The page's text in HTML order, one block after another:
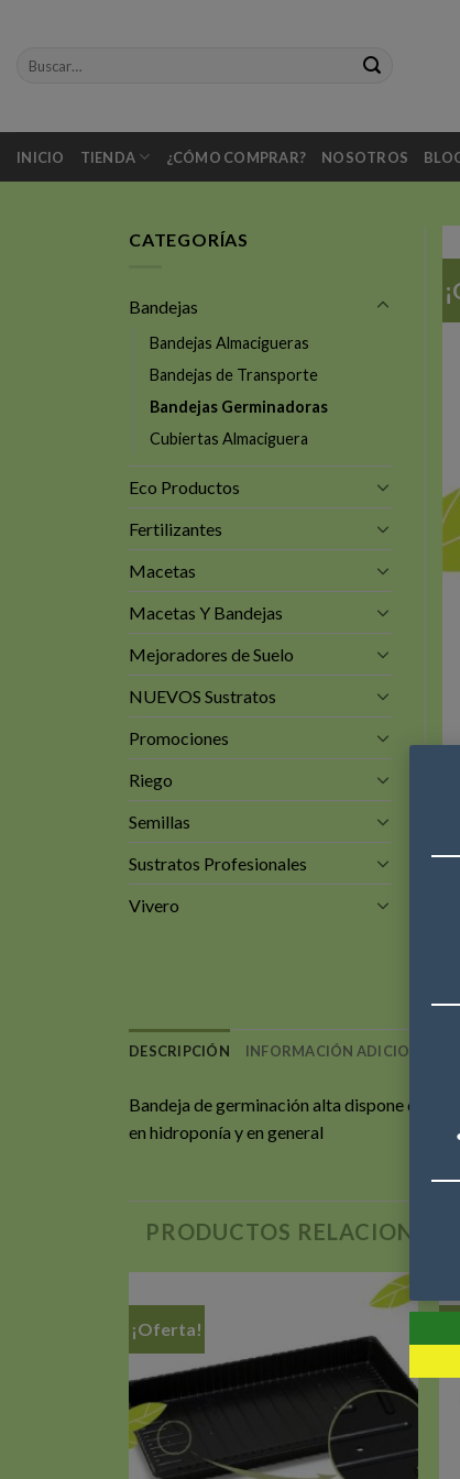
content
INICIO TIENDA ¿CÓMO COMPRAR? NOSOTROS
CATEGORÍAS
Bandejas
Bandejas Almacigueras
Bandejas de Transporte
Bandejas Germinadoras
Cubiertas Almaciguera
Eco Productos
Fertilizantes
Macetas
Macetas Y Bandejas
Mejoradores de Suelo
NUEVOS Sustratos
Promociones
Riego
Semillas
Sustratos Profesionales
Vivero
DESCRIPCIÓN INFORMACIÓN ADICIONAL
Bandeja de germinación alta dispone de
en hidroponía y en general
PRODUCTOS
¡Oferta!
Añadir
a la
lista de